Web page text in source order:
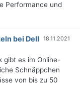
Performance und
bei Dell
18.11.2021
gibt es im Online-
Schnäppchen
von bis zu 50